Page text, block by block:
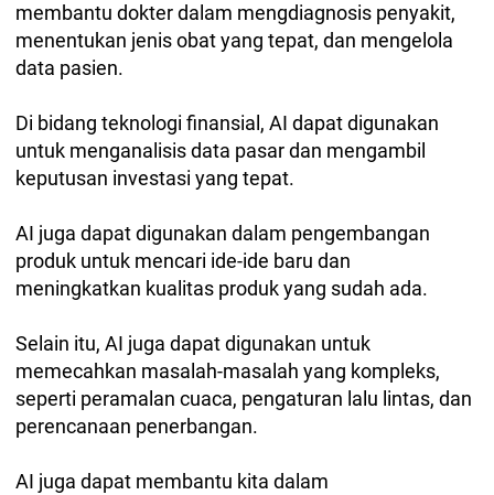
membantu dokter dalam mengdiagnosis penyakit,
menentukan jenis obat yang tepat, dan mengelola
data pasien.
Di bidang teknologi finansial, AI dapat digunakan
untuk menganalisis data pasar dan mengambil
keputusan investasi yang tepat.
AI juga dapat digunakan dalam pengembangan
produk untuk mencari ide-ide baru dan
meningkatkan kualitas produk yang sudah ada.
Selain itu, AI juga dapat digunakan untuk
memecahkan masalah-masalah yang kompleks,
seperti peramalan cuaca, pengaturan lalu lintas, dan
perencanaan penerbangan.
AI juga dapat membantu kita dalam